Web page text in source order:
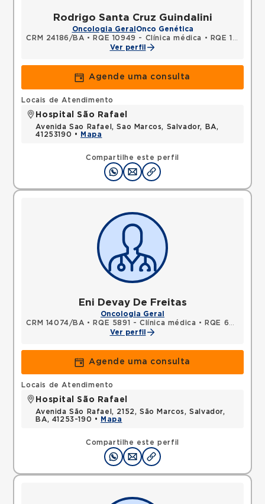
Rodrigo Santa Cruz Guindalini
Oncologia Geral Onco Genética
CRM 24186/BA • RQE 10949 - Clínica médica •
RQE 12220 - Oncologia clínica
Ver perfil
Agende uma consulta
Compartilhe este perfil
Locais de Atendimento
Hospital São Rafael
Avenida Sao Rafael, Sao Marcos, Salvador, BA,
41253190 •
Mapa
Eni Devay De Freitas
Oncologia Geral
CRM 14074/BA • RQE 5891 - Clínica médica •
RQE 6076 - Oncologia clínica
Ver perfil
Agende uma consulta
Compartilhe este perfil
Locais de Atendimento
Hospital São Rafael
Avenida São Rafael, 2152, São Marcos, Salvador,
BA, 41253-190 •
Mapa